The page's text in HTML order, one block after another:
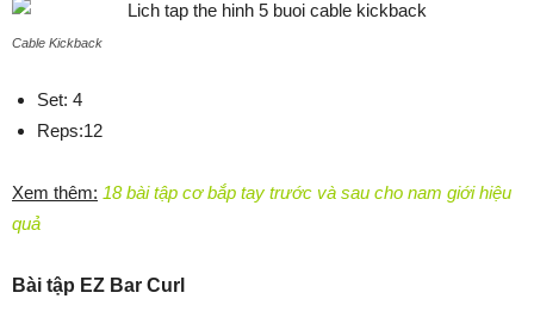
Cable Kickback
Set: 4
Reps:12
Xem thêm: 18 bài tập cơ bắp tay trước và sau cho nam giới hiệu
quả
Bài tập EZ Bar Curl